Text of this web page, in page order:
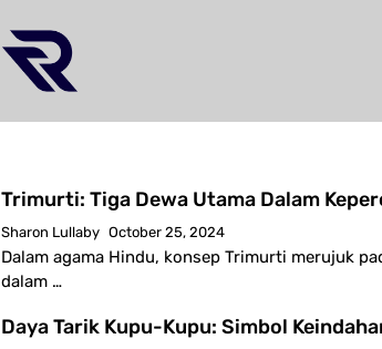
Trimurti: Tiga Dewa Utama Dalam
Sharon Lullaby October 25, 2024
Dalam agama Hindu, konsep Trimurti merujuk
dalam …
Daya Tarik Kupu-Kupu: Simbol